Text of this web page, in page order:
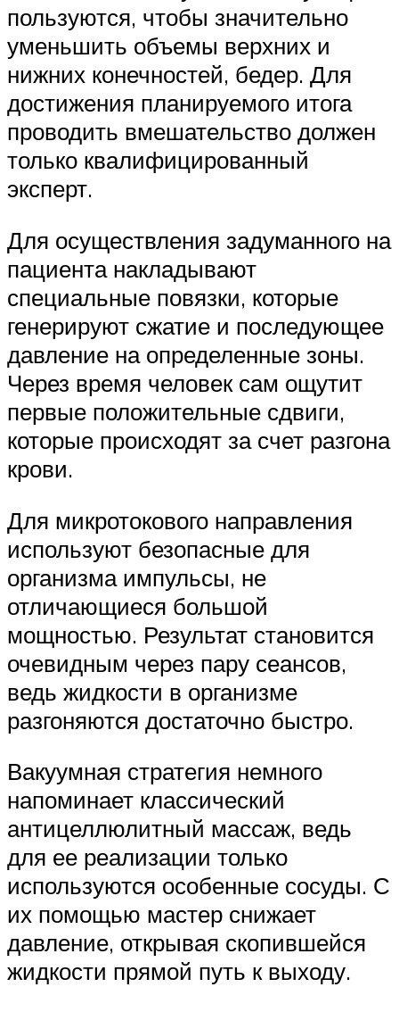
пользуются, чтобы значительно
уменьшить объемы верхних и
нижних конечностей, бедер. Для
достижения планируемого итога
проводить вмешательство должен
только квалифицированный
эксперт.
Для осуществления задуманного на
пациента накладывают
специальные повязки, которые
генерируют сжатие и последующее
давление на определенные зоны.
Через время человек сам ощутит
первые положительные сдвиги,
которые происходят за счет разгона
крови.
Для микротокового направления
используют безопасные для
организма импульсы, не
отличающиеся большой
мощностью. Результат становится
очевидным через пару сеансов,
ведь жидкости в организме
разгоняются достаточно быстро.
Вакуумная стратегия немного
напоминает классический
антицеллюлитный массаж, ведь
для ее реализации только
используются особенные сосуды. С
их помощью мастер снижает
давление, открывая скопившейся
жидкости прямой путь к выходу.